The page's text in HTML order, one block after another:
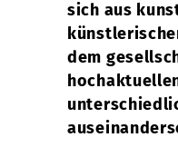
sich aus
dem